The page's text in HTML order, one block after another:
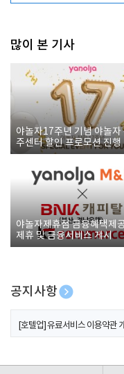
많이 본 기사
야놀자17주년 기념 야놀자
주센터 할인 프로모션 진행
야놀자제휴점 금융혜택제
제휴 및 금융서비스 게시
공지사항
[호텔업] 개인정보 처리방침 개정
[호텔업] 유료서비스 이용약관